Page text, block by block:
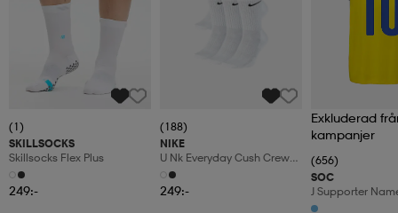
(1)
SKILLSOCKS
Skillsocks Flex Plus
249:-
(188)
NIKE
U Nk Everyday Cush Crew
6pr-Bd
249:-
Exkluderad
kampanjer
(656)
SOC
J Supporter